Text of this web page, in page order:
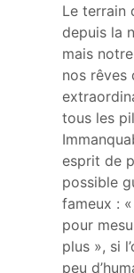
Le terrain
depuis la
mais
nos rêves
tous les
esprit de
possible
fameux :
pour
plus », si
peu